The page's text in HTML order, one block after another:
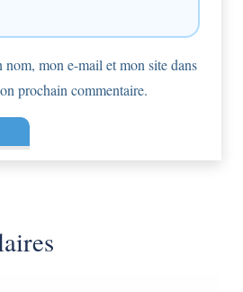
nom, mon e-mail et mon site dans
prochain commentaire.